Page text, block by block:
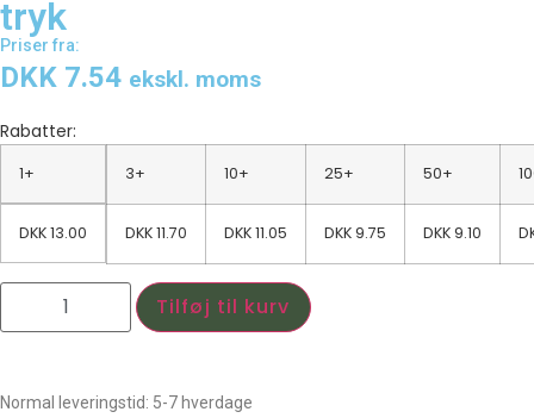
tryk
Priser fra:
DKK 7.54 ekskl. moms
Rabatter:
1+ 3+ 10+ 25+ 50+
DKK13.00 DKK11.70 DKK11.05 DKK9.75 DKK9.10
Tilføj til kurv
Normal leveringstid: 5-7 hverdage